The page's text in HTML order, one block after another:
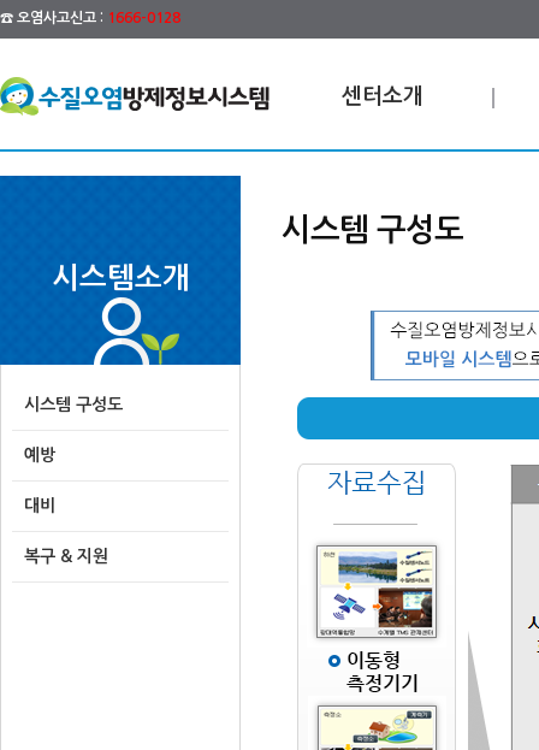
☎ 오염사고신고 : 1666-0128
센터소개
시스템소개
시스템 구성도
예방
대비
복구 & 지원
시스템 구성도